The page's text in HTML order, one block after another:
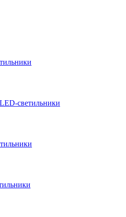
светильники